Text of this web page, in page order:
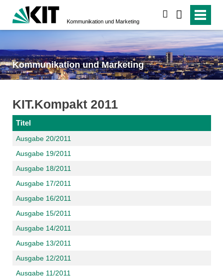
Kommunikation und Marketing
Kommunikation und Marketing
KIT.Kompakt 2011
Titel
Ausgabe 20/2011
Ausgabe 19/2011
Ausgabe 18/2011
Ausgabe 17/2011
Ausgabe 16/2011
Ausgabe 15/2011
Ausgabe 14/2011
Ausgabe 13/2011
Ausgabe 12/2011
Ausgabe 11/2011